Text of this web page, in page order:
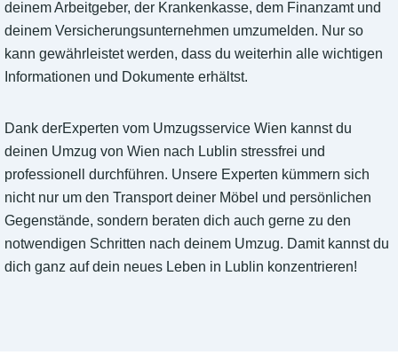
deinem Arbeitgeber, der Krankenkasse, dem Finanzamt und
deinem Versicherungsunternehmen umzumelden. Nur so
kann gewährleistet werden, dass du weiterhin alle wichtigen
Informationen und Dokumente erhältst.
Dank derExperten vom Umzugsservice Wien kannst du
deinen Umzug von Wien nach Lublin stressfrei und
professionell durchführen. Unsere Experten kümmern sich
nicht nur um den Transport deiner Möbel und persönlichen
Gegenstände, sondern beraten dich auch gerne zu den
notwendigen Schritten nach deinem Umzug. Damit kannst du
dich ganz auf dein neues Leben in Lublin konzentrieren!